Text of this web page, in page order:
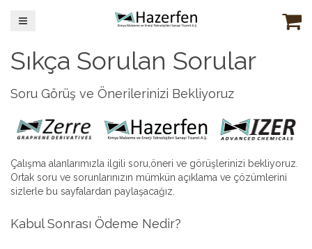
Sıkça Sorulan Sorular
Soru Görüş ve Önerilerinizi Bekliyoruz
Çalışma alanlarımızla ilgili soru,öneri ve görüşlerinizi bekliyoruz.
Ortak soru ve sorunlarınızın mümkün açıklama ve çözümlerini
sizlerle bu sayfalardan paylaşacağız.
Kabul Sonrası Ödeme Nedir?